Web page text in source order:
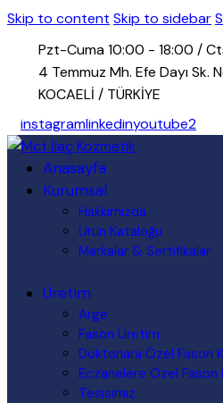
Skip to content Skip to sidebar
Pzt-Cuma 10:00 - 18:00 /
4 Temmuz Mh. Efe Dayı Sk.
KOCAELİ / TÜRKİYE
instagramlinkedinyoutube2
Anasayfa
Kurumsal
Hakkımızda
Ürün Kataloğu
Markalar & Sertifikalar
Üretim
Arge
Fason Üretim
Doktorlara Özel Fason
Eczanelere Özel
Tesisimiz